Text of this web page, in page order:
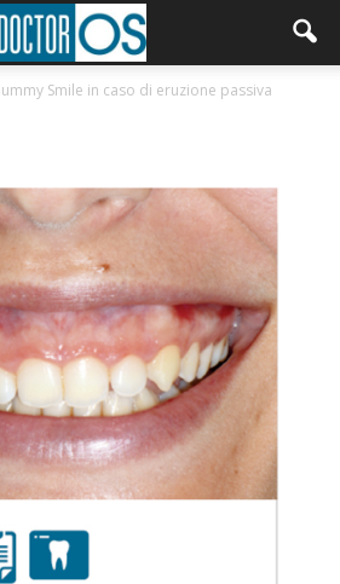
Smile in caso di eruzione passiva